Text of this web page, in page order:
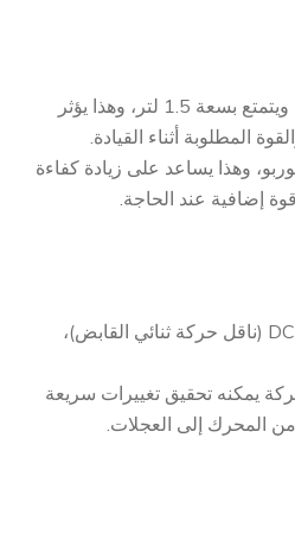
يعمل المحرك بالبنزين، ويتمتع بسعة 1.5 لتر، وهذا يؤثر
المطلوبة أثناء القيادة.
وهذا يساعد على زيادة كفاءة
إضافية عند الحاجة.
ناقل الحركة من نوع DCT (ناقل حركة ثنائي القابض)،
يمكنه تحقيق تغييرات سريعة
المحرك إلى العجلات.